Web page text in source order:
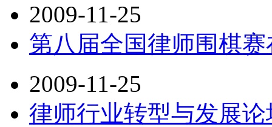
2009-11-25
第八届全国律师围棋
2009-11-25
律师行业转型与发展